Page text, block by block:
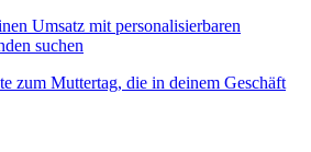
Umsatz mit personalisierbaren
suchen
zum Muttertag, die in deinem Geschäft